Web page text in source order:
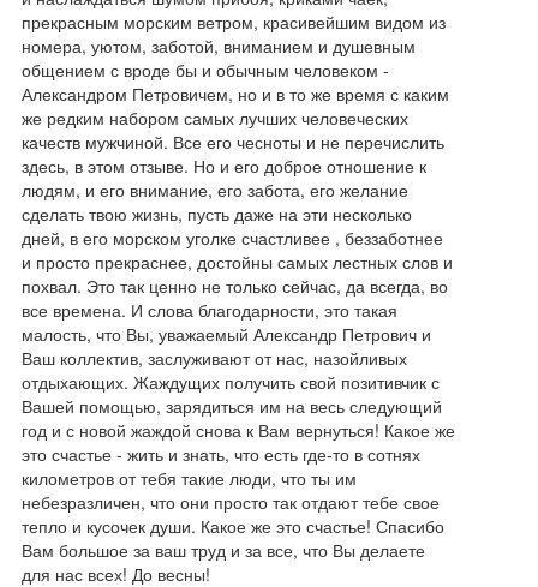
прекрасным морским ветром, красивейшим видом из
номера, уютом, заботой, вниманием и душевным
общением с вроде бы и обычным человеком -
Александром Петровичем, но и в то же время с каким
же редким набором самых лучших человеческих
качеств мужчиной. Все его чесноты и не перечислить
здесь, в этом отзыве. Но и его доброе отношение к
людям, и его внимание, его забота, его желание
сделать твою жизнь, пусть даже на эти несколько
дней, в его морском уголке счастливее , беззаботнее
и просто прекраснее, достойны самых лестных слов и
похвал. Это так ценно не только сейчас, да всегда, во
все времена. И слова благодарности, это такая
малость, что Вы, уважаемый Александр Петрович и
Ваш коллектив, заслуживают от нас, назойливых
отдыхающих. Жаждущих получить свой позитивчик с
Вашей помощью, зарядиться им на весь следующий
год и с новой жаждой снова к Вам вернуться! Какое же
это счастье - жить и знать, что есть где-то в сотнях
километров от тебя такие люди, что ты им
небезразличен, что они просто так отдают тебе свое
тепло и кусочек души. Какое же это счастье! Спасибо
Вам большое за ваш труд и за все, что Вы делаете
для нас всех! До весны!